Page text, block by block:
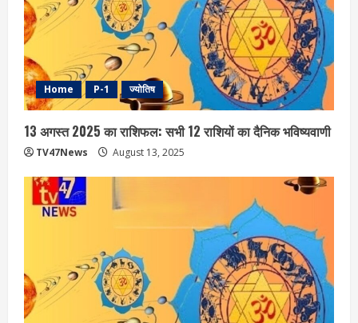
Home P-1 ज्योतिष
13 अगस्त 2025 का राशिफल: सभी 12 राशियों का दैनिक भविष्यवाणी
TV47News August 13, 2025